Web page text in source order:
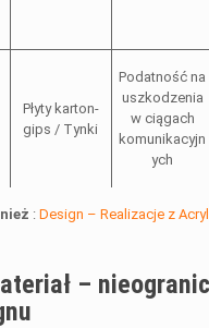
Płyty karton-
gips / Tynki
Podatność na
uszkodzenia
w ciągach
komunikacyjn
ych
: Design – Realizacje z
–